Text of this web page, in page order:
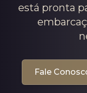
está pronta
Fale